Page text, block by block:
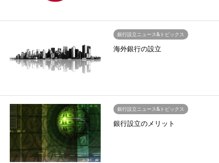
銀行設立ニュース&トピックス
海外銀行の設立
銀行設立ニュース&トピックス
銀行設立のメリット